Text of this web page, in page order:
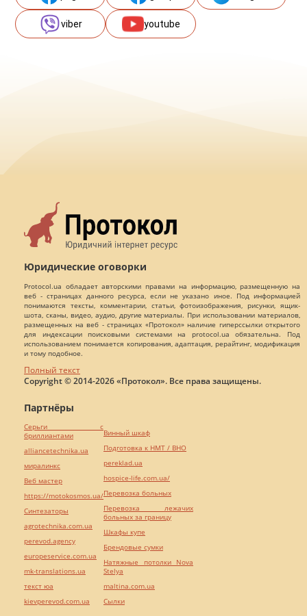
viber youtube
Юридические оговорки
Protocol.ua обладает авторскими правами на информацию, размещенную на
веб - страницах данного ресурса, если не указано иное. Под информацией
понимаются тексты, комментарии, статьи, фотоизображения, рисунки, ящик-
шота, сканы, видео, аудио, другие материалы. При использовании материалов,
размещенных на веб - страницах «Протокол» наличие гиперссылки открытого
для индексации поисковыми системами на protocol.ua обязательна. Под
использованием понимается копирования, адаптация, рерайтинг, модификация
и тому подобное.
Полный текст
Copyright © 2014-2026 «Протокол». Все права защищены.
Партнёры
Серьги с
бриллиантами
alliancetechnika.ua
миралинкс
Веб мастер
https://motokosmos.ua/
Синтезаторы
agrotechnika.com.ua
perevod.agency
europeservice.com.ua
mk-translations.ua
текст юа
kievperevod.com.ua
Винный шкаф
Подготовка к НМТ / ВНО
pereklad.ua
hospice-life.com.ua/
Перевозка больных
Перевозка лежачих
больных за границу
Шкафы купе
Брендовые сумки
Натяжные потолки Nova
Stelya
maltina.com.ua
Cылки